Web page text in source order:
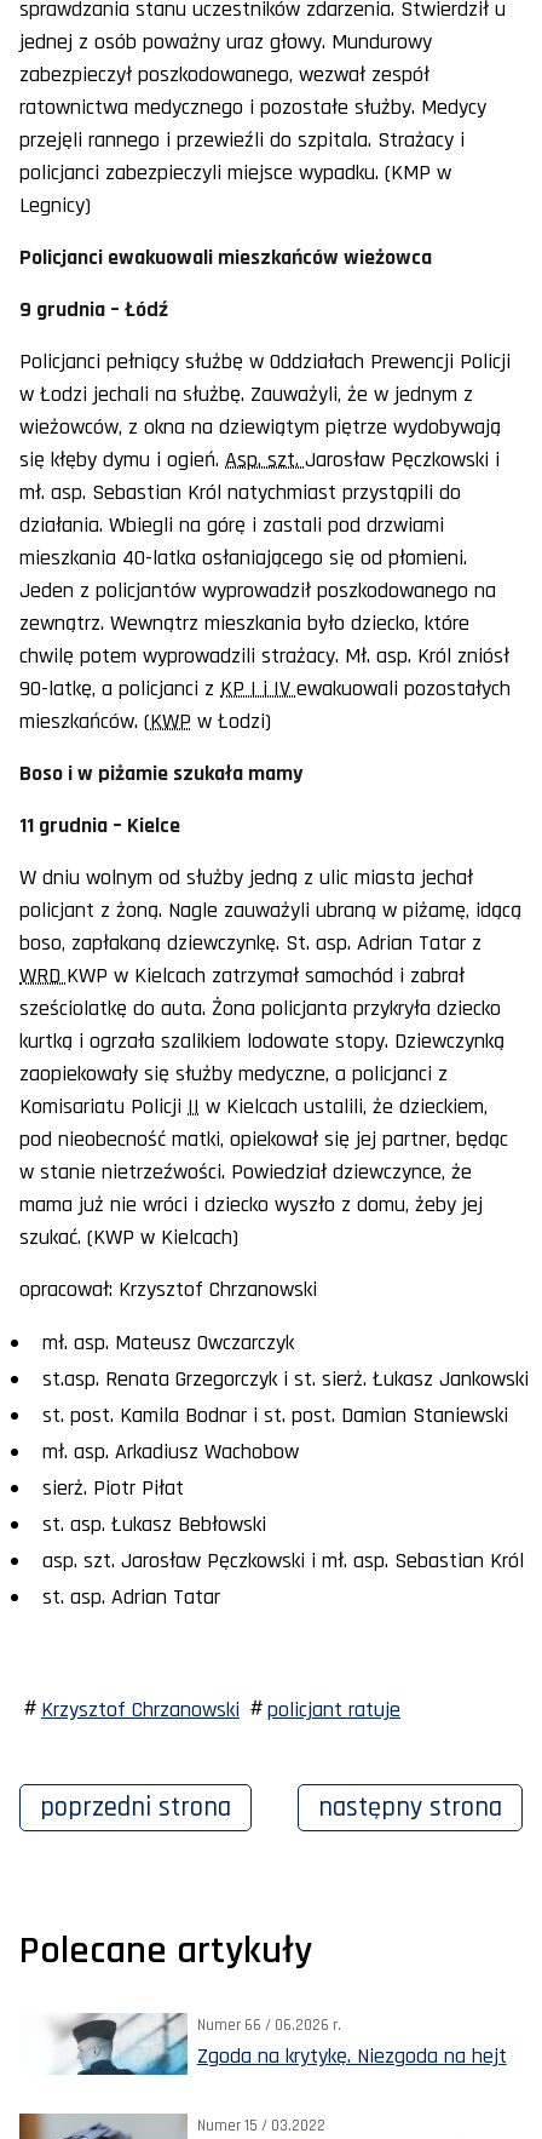
sprawdzania stanu uczestników zdarzenia. Stwierdził u
jednej z osób poważny uraz głowy. Mundurowy
zabezpieczył poszkodowanego, wezwał zespół
ratownictwa medycznego i pozostałe służby. Medycy
przejęli rannego i przewieźli do szpitala. Strażacy i
policjanci zabezpieczyli miejsce wypadku. (KMP w
Legnicy)
Policjanci ewakuowali mieszkańców wieżowca
9 grudnia – Łódź
Policjanci pełniący służbę w Oddziałach Prewencji Policji
w Łodzi jechali na służbę. Zauważyli, że w jednym z
wieżowców, z okna na dziewiątym piętrze wydobywają
się kłęby dymu i ogień. Asp. szt.Jarosław Pęczkowski i
mł. asp. Sebastian Król natychmiast przystąpili do
działania. Wbiegli na górę i zastali pod drzwiami
mieszkania 40-latka osłaniającego się od płomieni.
Jeden z policjantów wyprowadził poszkodowanego na
zewnątrz. Wewnątrz mieszkania było dziecko, które
chwilę potem wyprowadzili strażacy. Mł. asp. Król zniósł
90-latkę, a policjanci z KP I i IVewakuowali pozostałych
mieszkańców. (KWP w Łodzi)
Boso i w piżamie szukała mamy
11 grudnia – Kielce
W dniu wolnym od służby jedną z ulic miasta jechał
policjant z żoną. Nagle zauważyli ubraną w piżamę, idącą
boso, zapłakaną dziewczynkę. St. asp. Adrian Tatar z
WRDKWP w Kielcach zatrzymał samochód i zabrał
sześciolatkę do auta. Żona policjanta przykryła dziecko
kurtką i ogrzała szalikiem lodowate stopy. Dziewczynką
zaopiekowały się służby medyczne, a policjanci z
Komisariatu Policji II w Kielcach ustalili, że dzieckiem,
pod nieobecność matki, opiekował się jej partner, będąc
w stanie nietrzeźwości. Powiedział dziewczynce, że
mama już nie wróci i dziecko wyszło z domu, żeby jej
szukać. (KWP w Kielcach)
opracował: Krzysztof Chrzanowski
mł. asp. Mateusz Owczarczyk
st.asp. Renata Grzegorczyk i st. sierż. Łukasz Jankowski
st. post. Kamila Bodnar i st. post. Damian Staniewski
mł. asp. Arkadiusz Wachobow
sierż. Piotr Piłat
st. asp. Łukasz Bebłowski
asp. szt. Jarosław Pęczkowski i mł. asp. Sebastian Król
st. asp. Adrian Tatar
Krzysztof Chrzanowski policjant ratuje
poprzedni strona następny strona
Polecane artykuły
Numer 66 / 06.2026 r.
Zgoda na krytykę. Niezgoda na hejt
Numer 15 / 03.2022